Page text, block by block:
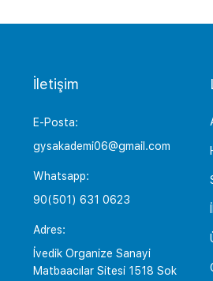
İletişim
E-Posta:
gysakademi06@gmail.com
Whatsapp:
90(501) 631 0623
Adres:
İvedik Organize Sanayi
Matbaacılar Sitesi 1518 Sok